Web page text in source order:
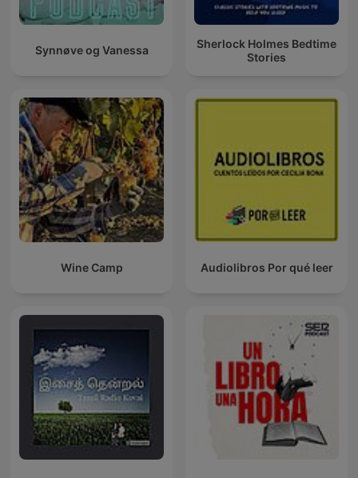
Synnøve og Vanessa
Sherlock Holmes Bedtime
Stories
Wine Camp Audiolibros Por qué leer